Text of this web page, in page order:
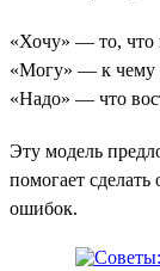
«Хочу» — то, что
«Могу» — к чему
«Надо» — что
Эту модель
помогает
ошибок.